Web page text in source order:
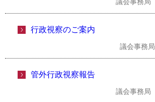
議会事務局
行政視察のご案内
議会事務局
管外行政視察報告
議会事務局